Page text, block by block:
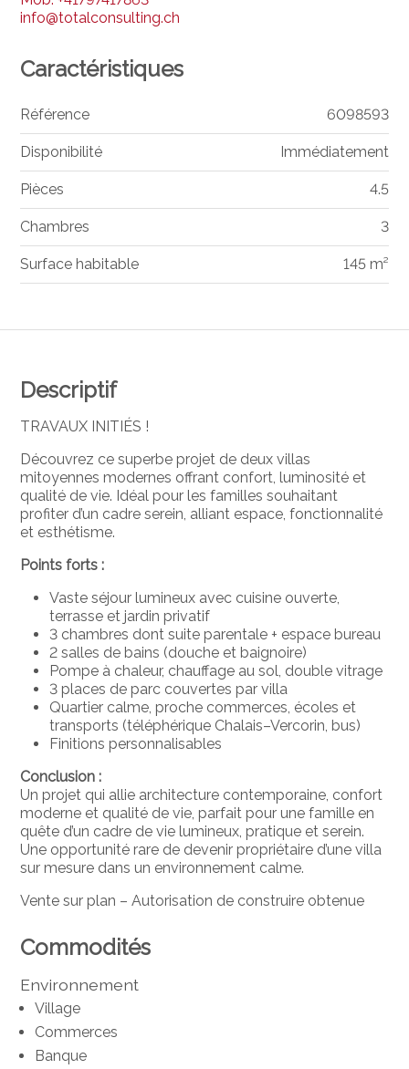
Descriptif
TRAVAUX INITIÉS !
Découvrez ce superbe projet de deux villas
mitoyennes modernes offrant confort, luminosité et
qualité de vie. Idéal pour les familles souhaitant
profiter d’un cadre serein, alliant espace, fonctionnalité
et esthétisme.
Points forts :
Vaste séjour lumineux avec cuisine ouverte,
terrasse et jardin privatif
3 chambres dont suite parentale + espace bureau
2 salles de bains (douche et baignoire)
Pompe à chaleur, chauffage au sol, double vitrage
3 places de parc couvertes par villa
Quartier calme, proche commerces, écoles et
transports (téléphérique Chalais–Vercorin, bus)
Finitions personnalisables
Conclusion :
Un projet qui allie architecture contemporaine, confort
moderne et qualité de vie, parfait pour une famille en
quête d’un cadre de vie lumineux, pratique et serein.
Une opportunité rare de devenir propriétaire d’une villa
sur mesure dans un environnement calme.
Vente sur plan – Autorisation de construire obtenue
Commodités
Environnement
Village
Commerces
Banque
info@totalconsulting.ch
Caractéristiques
Référence 6098593
Disponibilité Immédiatement
Pièces 4.5
Chambres 3
Surface habitable 145 m²